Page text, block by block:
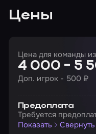
Цены
Цена для команды
4 000 - 5
Доп. игрок - 500 ₽
Предоплата
Требуется
Показать
Свернуть